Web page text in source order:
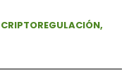
CRIPTOREGULACIÓN,